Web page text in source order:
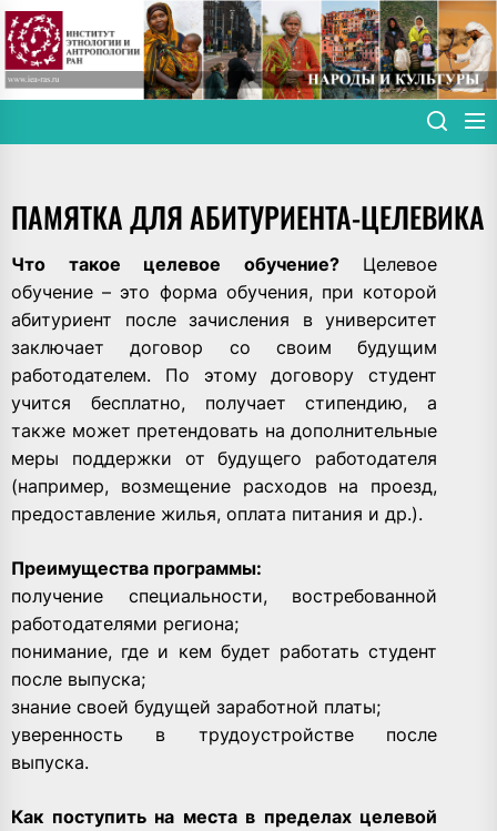
Skip
to
the
content
ПАМЯТКА ДЛЯ АБИТУРИЕНТА-ЦЕЛЕВИКА
Что такое целевое обучение?Целевое
обучение – это форма обучения, при которой
абитуриент после зачисления в университет
заключает договор со своим будущим
работодателем. По этому договору студент
учится бесплатно, получает стипендию, а
также может претендовать на дополнительные
меры поддержки от будущего работодателя
(например, возмещение расходов на проезд,
предоставление жилья, оплата питания и др.).
Преимущества программы:
получение специальности, востребованной
работодателями региона;
понимание, где и кем будет работать студент
после выпуска;
знание своей будущей заработной платы;
уверенность в трудоустройстве после
выпуска.
Как поступить на места в пределах целевой